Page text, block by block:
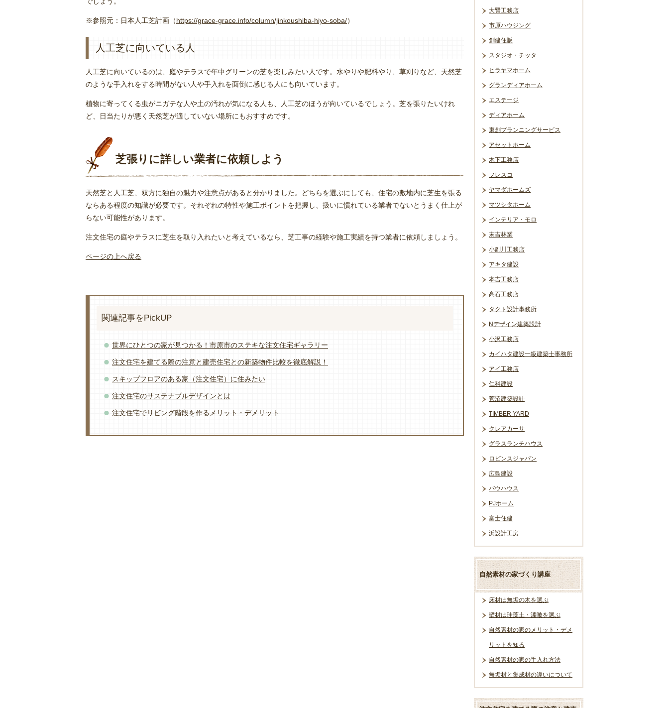
※参照元：日本人工芝計画（https://grace-grace.info/column/jinkoushiba-hiyo-soba/）
人工芝に向いている人
人工芝に向いているのは、庭やテラスで年中グリーンの芝を楽しみたい人です。水やりや肥料やり、草刈りなど、天然芝
のような手入れをする時間がない人や手入れを面倒に感じる人にも向いています。
植物に寄ってくる虫がニガテな人や土の汚れが気になる人も、人工芝のほうが向いているでしょう。芝を張りたいけれ
ど、日当たりが悪く天然芝が適していない場所にもおすすめです。
芝張りに詳しい業者に依頼しよう
天然芝と人工芝、双方に独自の魅力や注意点があると分かりました。どちらを選ぶにしても、住宅の敷地内に芝生を張る
ならある程度の知識が必要です。それぞれの特性や施工ポイントを把握し、扱いに慣れている業者でないとうまく仕上が
らない可能性があります。
注文住宅の庭やテラスに芝生を取り入れたいと考えているなら、芝工事の経験や施工実績を持つ業者に依頼しましょう。
ページの上へ戻る
関連記事をPickUP
世界にひとつの家が見つかる！市原市のステキな注文住宅ギャラリー
注文住宅を建てる際の注意と建売住宅との新築物件比較を徹底解説！
スキップフロアのある家（注文住宅）に住みたい
注文住宅のサステナブルデザインとは
注文住宅でリビング階段を作るメリット・デメリット
大賢工務店
市原ハウジング
創建住販
スタジオ・チッタ
ヒラヤマホーム
グランディアホーム
エステージ
ディアホーム
東創プランニングサービス
アセットホーム
木下工務店
フレスコ
ヤマダホームズ
マツシタホーム
インテリア・モロ
末吉林業
小副川工務店
アキタ建設
本吉工務店
髙石工務店
タクト設計事務所
Nデザイン建築設計
小沢工務店
カイハタ建設一級建築士事務所
アイ工務店
仁科建設
菅沼建築設計
TIMBER YARD
クレアカーサ
グラスランチハウス
ロビンスジャパン
広島建設
バウハウス
PJホーム
富士住建
浜設計工房
自然素材の家づくり講座
床材は無垢の木を選ぶ
壁材は珪藻土・漆喰を選ぶ
自然素材の家のメリット・デメ
リットを知る
自然素材の家の手入れ方法
無垢材と集成材の違いについて